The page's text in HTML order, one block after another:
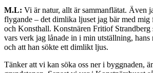
M.L: Vi är natur, allt är sammanflätat. Även
flygande – det dimlika ljuset jag bär med
och Konsthall. Konstnären Fritiof Strandberg
vars verk jag lånade in i min utställning, hans
och att han sökte ett dimlikt ljus.
Tänker att vi kan söka oss ner i byggnaden,